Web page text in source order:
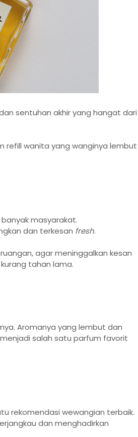
sentuhan akhir yang hangat dari
refill wanita yang wanginya lembut
masyarakat.
dan terkesan fresh.
agar meninggalkan kesan
tahan lama.
Aromanya yang lembut dan
salah satu parfum favorit
rekomendasi wewangian terbaik.
dan menghadirkan